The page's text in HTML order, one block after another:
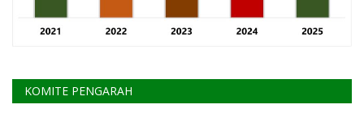
KOMITE PENGARAH